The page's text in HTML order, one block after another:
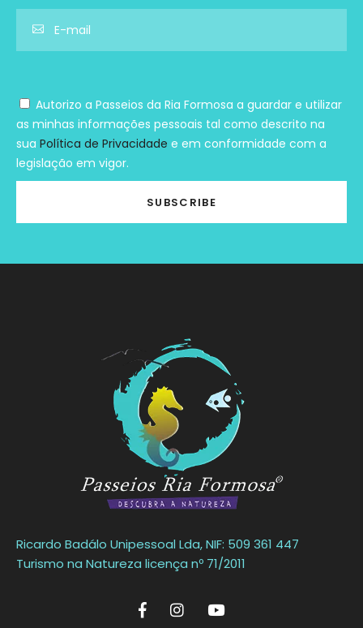
Autorizo a Passeios da Ria Formosa a guardar e utilizar
as minhas informações pessoais tal como descrito na
sua Política de Privacidade e em conformidade com a
legislação em vigor.
Ricardo Badálo Unipessoal Lda, NIF: 509 361 447
Turismo na Natureza licença nº 71/2011